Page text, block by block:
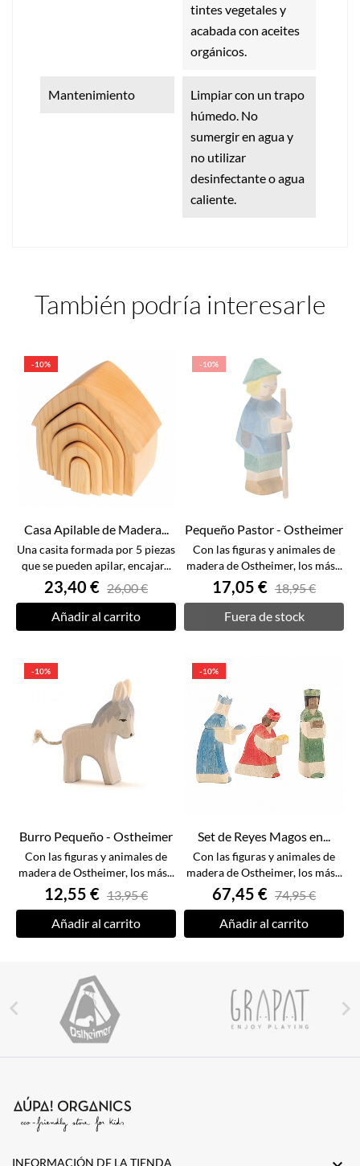
tintes vegetales y
acabada con aceites
orgánicos.
Mantenimiento
Limpiar con un trapo
húmedo. No
sumergir en agua y
no utilizar
desinfectante o agua
caliente.
También podría interesarle
-10%
Casa Apilable de Madera...
Una casita formada por 5 piezas
que se pueden apilar, encajar...
23,40 € 26,00 €
Añadir al carrito
-10%
Pequeño Pastor - Ostheimer
Con las figuras y animales de
madera de Ostheimer, los más...
17,05 € 18,95 €
Fuera de stock
-10%
Burro Pequeño - Ostheimer
Con las figuras y animales de
madera de Ostheimer, los más...
12,55 € 13,95 €
Añadir al carrito
-10%
Set de Reyes Magos en...
Con las figuras y animales de
madera de Ostheimer, los más...
67,45 € 74,95 €
Añadir al carrito
 
INFORMACIÓN DE LA TIENDA